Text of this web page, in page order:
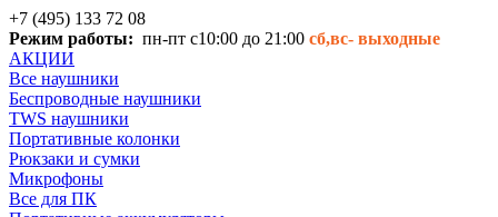
+7 (495) 133 72 08
Режим работы: пн-пт с10:00 до 21:00 сб,вс- выходные
АКЦИИ
Все наушники
Беспроводные наушники
TWS наушники
Портативные колонки
Рюкзаки и сумки
Микрофоны
Все для ПК